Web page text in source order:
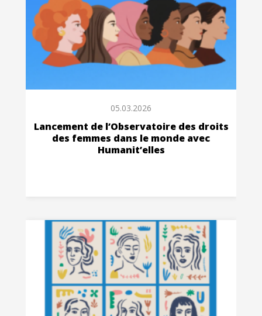
05.03.2026
Lancement de l’Observatoire des droits
des femmes dans le monde avec
Humanit’elles